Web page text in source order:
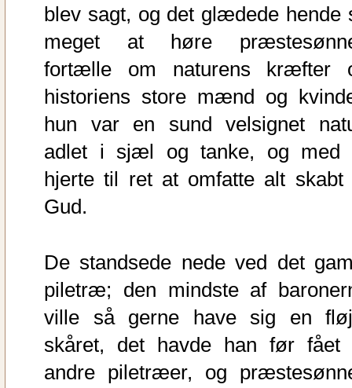
blev sagt, og det glædede hende
meget at høre
fortælle om naturens kræfter
historiens store mænd og
hun var en sund velsignet
adlet i sjæl og tanke, og med
hjerte til ret at omfatte alt skabt
Gud.
De standsede nede ved det
piletræ; den mindste af
ville så gerne have sig en
skåret, det havde han før fået
andre piletræer, og